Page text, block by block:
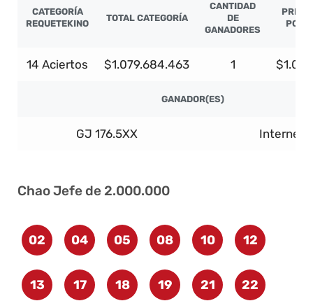
CATEGORÍA
REQUETEKINO
TOTAL CATEGORÍA
CANTIDAD
DE
GANADORES
POR
14 Aciertos $1.079.684.463 1
GANADOR(ES)
GJ 176.5XX Internet
Chao Jefe de 2.000.000
02 04 05 08 10 12
13 17 18 19 21 22